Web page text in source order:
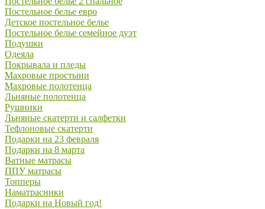
Постельное белье евро
Детское постельное белье
Постельное белье семейное дуэт
Подушки
Одеяла
Покрывала и пледы
Махровые простыни
Махровые полотенца
Льняные полотенца
Рушники
Льняные скатерти и салфетки
Тефлоновые скатерти
Подарки на 23 февраля
Подарки на 8 марта
Ватные матрасы
ППУ матрасы
Топперы
Наматрасники
Подарки на Новый год!